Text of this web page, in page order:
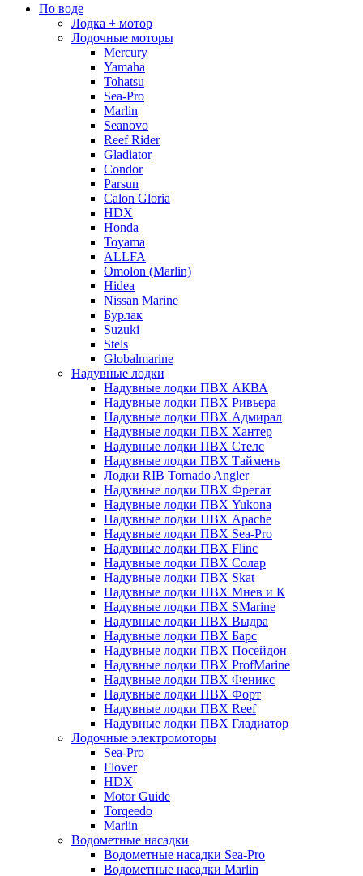
По воде
Лодка + мотор
Лодочные моторы
Mercury
Yamaha
Tohatsu
Sea-Pro
Marlin
Seanovo
Reef Rider
Gladiator
Condor
Parsun
Calon Gloria
HDX
Honda
Toyama
ALLFA
Omolon (Marlin)
Hidea
Nissan Marine
Бурлак
Suzuki
Stels
Globalmarine
Надувные лодки
Надувные лодки ПВХ АКВА
Надувные лодки ПВХ Ривьера
Надувные лодки ПВХ Адмирал
Надувные лодки ПВХ Хантер
Надувные лодки ПВХ Стелс
Надувные лодки ПВХ Таймень
Лодки RIB Tornado Angler
Надувные лодки ПВХ Фрегат
Надувные лодки ПВХ Yukona
Надувные лодки ПВХ Apache
Надувные лодки ПВХ Sea-Pro
Надувные лодки ПВХ Flinc
Надувные лодки ПВХ Солар
Надувные лодки ПВХ Skat
Надувные лодки ПВХ Мнев и К
Надувные лодки ПВХ SMarine
Надувные лодки ПВХ Выдра
Надувные лодки ПВХ Барс
Надувные лодки ПВХ Посейдон
Надувные лодки ПВХ ProfMarine
Надувные лодки ПВХ Феникс
Надувные лодки ПВХ Форт
Надувные лодки ПВХ Reef
Надувные лодки ПВХ Гладиатор
Лодочные электромоторы
Sea-Pro
Flover
HDX
Motor Guide
Torqeedo
Marlin
Водометные насадки
Водометные насадки Sea-Pro
Водометные насадки Marlin